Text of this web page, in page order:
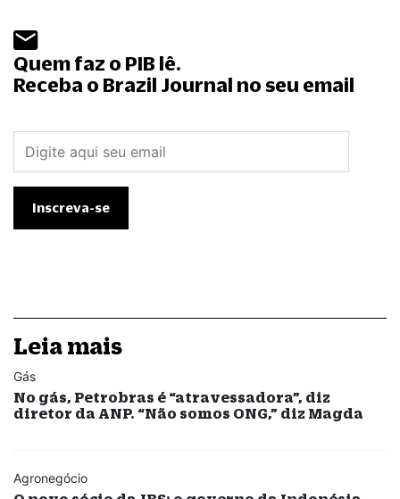
Quem faz o PIB lê.
Receba o Brazil Journal no seu email
Leia mais
Gás
No gás, Petrobras é “atravessadora”, diz
diretor da ANP. “Não somos ONG,” diz Magda
Agronegócio